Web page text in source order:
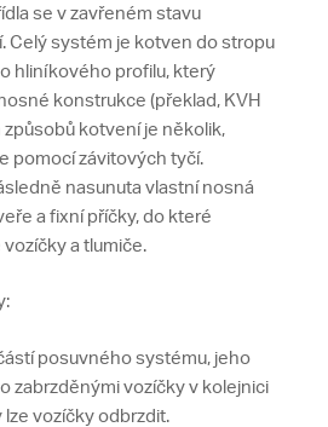
se v zavřeném stavu
Celý systém je kotven do stropu
hliníkového profilu, který
konstrukce (překlad, KVH
způsobů kotvení je několik,
pomocí závitových tyčí.
nasunuta vlastní nosná
a fixní příčky, do které
a tlumiče.
posuvného systému, jeho
zabrzděnými vozíčky v kolejnici
vozíčky odbrzdit.